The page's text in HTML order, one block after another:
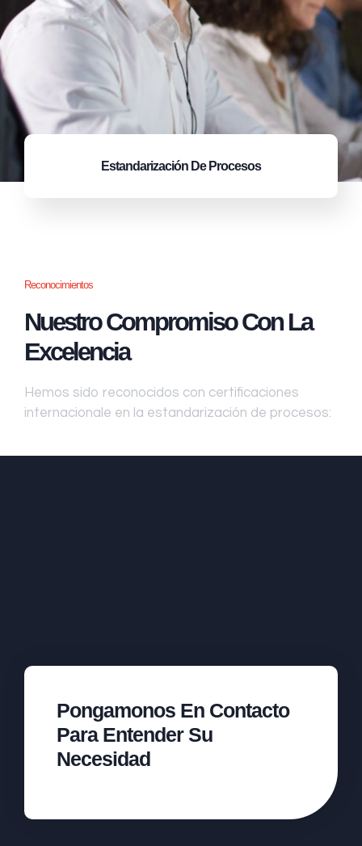
Estandarización De Procesos
Reconocimientos
Nuestro Compromiso Con La
Excelencia
Hemos sido reconocidos con certificaciones
internacionale en la estandarización de procesos:
Pongamonos En Contacto
Para Entender Su
Necesidad